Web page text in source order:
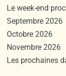
Le week-end
Septembre 2026
Octobre 2026
Novembre 2026
Les prochaines